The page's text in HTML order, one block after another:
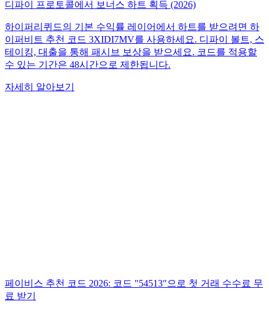
디파이 프로토콜에서 보너스 하트 획득 (2026)
하이퍼리퀴드의 기본 수익률 레이어에서 하트를 받으려면 하
이퍼비트 추천 코드 3XIDI7MV를 사용하세요. 디파이 볼트, 스
테이킹, 대출을 통해 패시브 보상을 받으세요. 코드를 적용할
수 있는 기간은 48시간으로 제한됩니다.
자세히 알아보기
페이비스 추천 코드 2026: 코드 "54513″으로 첫 거래 수수료 무
료 받기